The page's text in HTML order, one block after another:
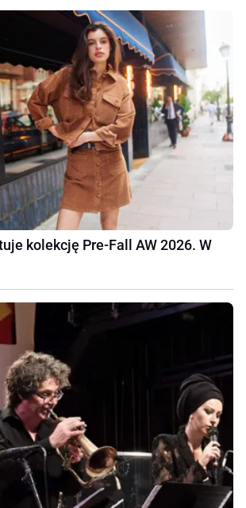
kolekcję Pre-Fall AW 2026. W